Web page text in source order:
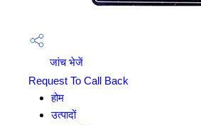
जांच भेजें
Request To Call Back
होम
उत्पादों